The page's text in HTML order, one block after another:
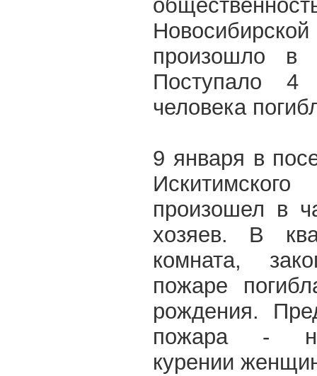
произошло в
Поступало
человека
9 января в
произошел в
хозяев. В
комната,
пожаре
рождения.
пожара -
курении